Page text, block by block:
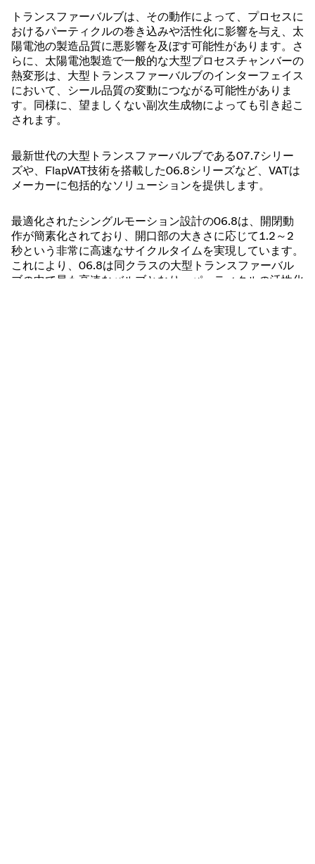
トランスファーバルブは、その動作によって、プロセスに
おけるパーティクルの巻き込みや活性化に影響を与え、太
陽電池の製造品質に悪影響を及ぼす可能性があります。さ
らに、太陽電池製造で一般的な大型プロセスチャンバーの
熱変形は、大型トランスファーバルブのインターフェイス
において、シール品質の変動につながる可能性がありま
す。同様に、望ましくない副次生成物によっても引き起こ
されます。
最新世代の大型トランスファーバルブである07.7シリー
ズや、FlapVAT技術を搭載した06.8シリーズなど、VATは
メーカーに包括的なソリューションを提供します。
最適化されたシングルモーション設計の06.8は、開閉動
作が簡素化されており、開口部の大きさに応じて1.2～2
秒という非常に高速なサイクルタイムを実現しています。
これにより、06.8は同クラスの大型トランスファーバル
ブの中で最も高速なバルブとなり、パーティクルの活性化